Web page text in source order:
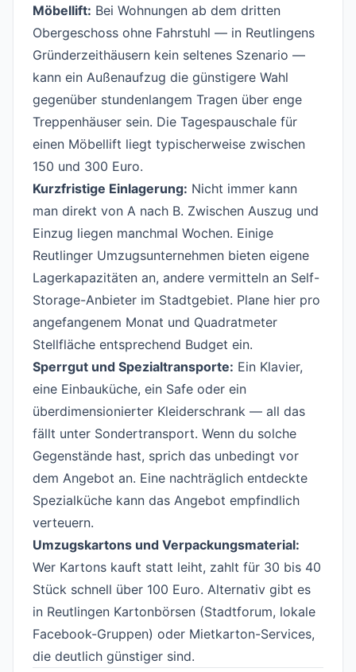
Möbellift: Bei Wohnungen ab dem dritten
Obergeschoss ohne Fahrstuhl — in Reutlingens
Gründerzeithäusern kein seltenes Szenario —
kann ein Außenaufzug die günstigere Wahl
gegenüber stundenlangem Tragen über enge
Treppenhäuser sein. Die Tagespauschale für
einen Möbellift liegt typischerweise zwischen
150 und 300 Euro.
Kurzfristige Einlagerung: Nicht immer kann
man direkt von A nach B. Zwischen Auszug und
Einzug liegen manchmal Wochen. Einige
Reutlinger Umzugsunternehmen bieten eigene
Lagerkapazitäten an, andere vermitteln an Self-
Storage-Anbieter im Stadtgebiet. Plane hier pro
angefangenem Monat und Quadratmeter
Stellfläche entsprechend Budget ein.
Sperrgut und Spezialtransporte: Ein Klavier,
eine Einbauküche, ein Safe oder ein
überdimensionierter Kleiderschrank — all das
fällt unter Sondertransport. Wenn du solche
Gegenstände hast, sprich das unbedingt vor
dem Angebot an. Eine nachträglich entdeckte
Spezialküche kann das Angebot empfindlich
verteuern.
Umzugskartons und Verpackungsmaterial:
Wer Kartons kauft statt leiht, zahlt für 30 bis 40
Stück schnell über 100 Euro. Alternativ gibt es
in Reutlingen Kartonbörsen (Stadtforum, lokale
Facebook-Gruppen) oder Mietkarton-Services,
die deutlich günstiger sind.